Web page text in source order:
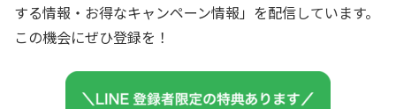
する情報・お得なキャンペーン情報」を配信しています。
この機会にぜひ登録を！